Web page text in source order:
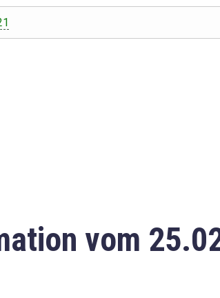
vom